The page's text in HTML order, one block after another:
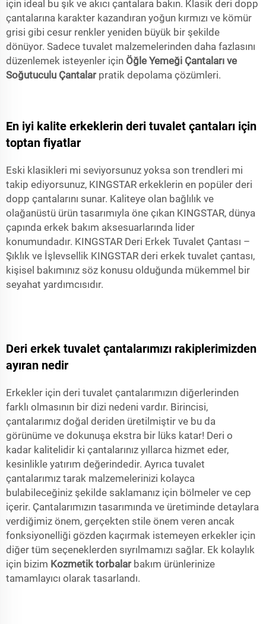
için ideal bu şık ve akıcı çantalara bakın. Klasik deri dopp
çantalarına karakter kazandıran yoğun kırmızı ve kömür
grisi gibi cesur renkler yeniden büyük bir şekilde
dönüyor. Sadece tuvalet malzemelerinden daha fazlasını
düzenlemek isteyenler için Öğle Yemeği Çantaları ve
Soğutuculu Çantalar pratik depolama çözümleri.
En iyi kalite erkeklerin deri tuvalet çantaları için
toptan fiyatlar
Eski klasikleri mi seviyorsunuz yoksa son trendleri mi
takip ediyorsunuz, KINGSTAR erkeklerin en popüler deri
dopp çantalarını sunar. Kaliteye olan bağlılık ve
olağanüstü ürün tasarımıyla öne çıkan KINGSTAR, dünya
çapında erkek bakım aksesuarlarında lider
konumundadır. KINGSTAR Deri Erkek Tuvalet Çantası –
Şıklık ve İşlevsellik KINGSTAR deri erkek tuvalet çantası,
kişisel bakımınız söz konusu olduğunda mükemmel bir
seyahat yardımcısıdır.
Deri erkek tuvalet çantalarımızı rakiplerimizden
ayıran nedir
Erkekler için deri tuvalet çantalarımızın diğerlerinden
farklı olmasının bir dizi nedeni vardır. Birincisi,
çantalarımız doğal deriden üretilmiştir ve bu da
görünüme ve dokunuşa ekstra bir lüks katar! Deri o
kadar kalitelidir ki çantalarınız yıllarca hizmet eder,
kesinlikle yatırım değerindedir. Ayrıca tuvalet
çantalarımız tarak malzemelerinizi kolayca
bulabileceğiniz şekilde saklamanız için bölmeler ve cep
içerir. Çantalarımızın tasarımında ve üretiminde detaylara
verdiğimiz önem, gerçekten stile önem veren ancak
fonksiyonelliği gözden kaçırmak istemeyen erkekler için
diğer tüm seçeneklerden sıyrılmamızı sağlar. Ek kolaylık
için bizim Kozmetik torbalar bakım ürünlerinize
tamamlayıcı olarak tasarlandı.